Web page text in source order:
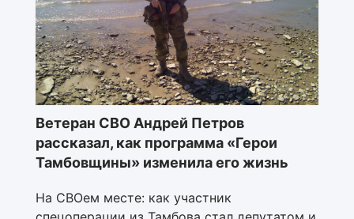
Ветеран СВО Андрей Петров
рассказал, как программа «Герои
Тамбовщины» изменила его жизнь
На СВОем месте: как участник